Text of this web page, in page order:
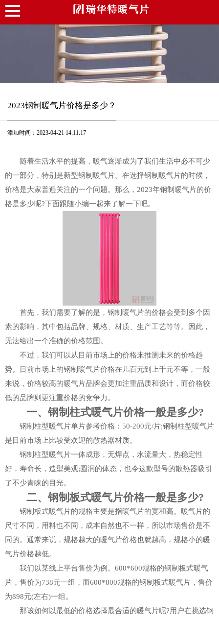
2023钢制暖气片价格是多少？
添加时间：2023-04-21 14:11:17
随着生活水平的提高，暖气逐渐成为了我们生活中必不可少
的一部分，特别是新型钢制暖气片。在选择钢制暖气片的时候，
价格是大家普遍关注的一个问题。那么，2023年钢制暖气片的价
格是多少呢?下面跟随小编一起来了解一下吧。
首先，我们需要了解的是，钢制暖气片的价格会受到多个因
素的影响，其中包括品牌、规格、材质、生产工艺等等。因此，
无法给出一个准确的价格范围。
不过，我们可以从目前市场上的价格来推测未来的价格趋
势。目前市场上的钢制暖气片价格在几百元到上千元不等，一般
来说，价格较高的暖气片品牌会更加注重品质和设计，而价格较
低的品牌则更注重价格的竞争力。
一、钢制柱式暖气片价格一般是多少?
钢制柱型暖气片单片参考价格：50-200元/片;钢制柱型暖气片
是目前市场上比较受欢迎的散热器材质。
钢制柱型暖气片一体成形，无焊点，水流量大，热稳定性
好，寿命长，造型美观;圆润的体态，也令这款型号的散热器吸引
了不少青睐的目光。
二、钢制板式暖气片价格一般是多少?
钢制板式暖气片的规格主要是指暖气片的宽和高。暖气片的
尺寸不同，用料也不同，成本自然也不一样，所以市场售价是不
同的。通常来说，规格越大的暖气片价格也就越高，规格小的暖
气片价格越低。
我们以某线上平台售价为例。600*600规格的钢制板式暖气
片，售价为738元一组，而600*800规格的钢制板式暖气片，售价
为898元(左右)一组。
那该如何以最低的价格选择最合适的暖气片呢?用户在挑选钢